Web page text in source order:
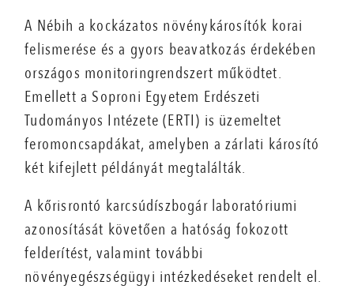
A Nébih a kockázatos növénykárosítók korai
felismerése és a gyors beavatkozás érdekében
országos monitoringrendszert működtet.
Emellett a Soproni Egyetem Erdészeti
Tudományos Intézete (ERTI) is üzemeltet
feromoncsapdákat, amelyben a zárlati károsító
két kifejlett példányát megtalálták.
A kőrisrontó karcsúdíszbogár laboratóriumi
azonosítását követően a hatóság fokozott
felderítést, valamint további
növényegészségügyi intézkedéseket rendelt el.